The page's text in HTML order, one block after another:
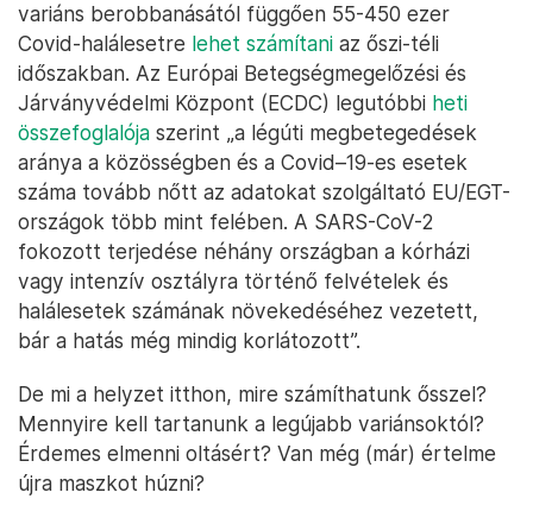
variáns berobbanásától függően 55-450 ezer
Covid-halálesetre lehet számítani az őszi-téli
időszakban. Az Európai Betegségmegelőzési és
Járványvédelmi Központ (ECDC) legutóbbi heti
összefoglalója szerint „a légúti megbetegedések
aránya a közösségben és a Covid–19-es esetek
száma tovább nőtt az adatokat szolgáltató EU/EGT-
országok több mint felében. A SARS-CoV-2
fokozott terjedése néhány országban a kórházi
vagy intenzív osztályra történő felvételek és
halálesetek számának növekedéséhez vezetett,
bár a hatás még mindig korlátozott”.
De mi a helyzet itthon, mire számíthatunk ősszel?
Mennyire kell tartanunk a legújabb variánsoktól?
Érdemes elmenni oltásért? Van még (már) értelme
újra maszkot húzni?